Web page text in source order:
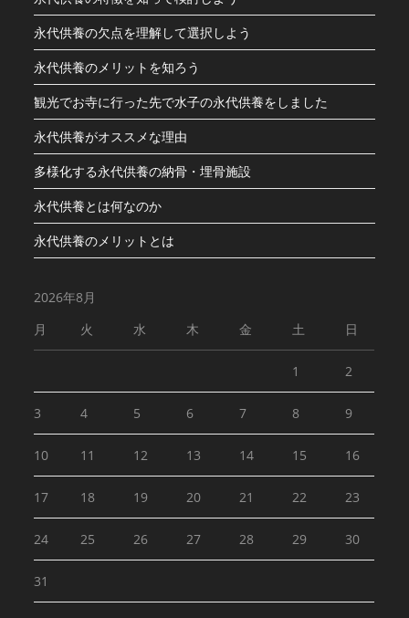
永代供養の欠点を理解して選択しよう
永代供養のメリットを知ろう
観光でお寺に行った先で水子の永代供養をしました
永代供養がオススメな理由
多様化する永代供養の納骨・埋骨施設
永代供養とは何なのか
永代供養のメリットとは
2026年8月
月
火 水 木 金 土 日
1 2
3 4 5 6 7 8 9
10 11 12 13 14 15 16
17 18 19 20 21 22 23
24 25 26 27 28 29 30
31